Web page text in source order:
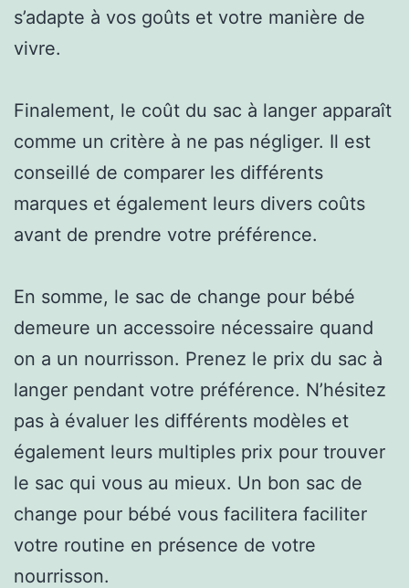
s’adapte à vos goûts et votre manière de
vivre.
Finalement, le coût du sac à langer apparaît
comme un critère à ne pas négliger. Il est
conseillé de comparer les différents
marques et également leurs divers coûts
avant de prendre votre préférence.
En somme, le sac de change pour bébé
demeure un accessoire nécessaire quand
on a un nourrisson. Prenez le prix du sac à
langer pendant votre préférence. N’hésitez
pas à évaluer les différents modèles et
également leurs multiples prix pour trouver
le sac qui vous au mieux. Un bon sac de
change pour bébé vous facilitera faciliter
votre routine en présence de votre
nourrisson.